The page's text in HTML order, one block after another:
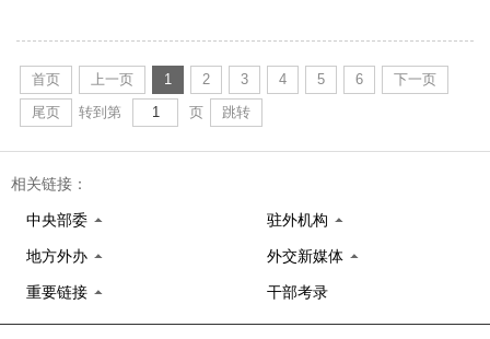
首页 上一页 1 2 3 4 5 6
下一页
尾页
转到第 页 跳转
相关链接：
中央部委 驻外机构
地方外办 外交新媒体
重要链接 干部考录